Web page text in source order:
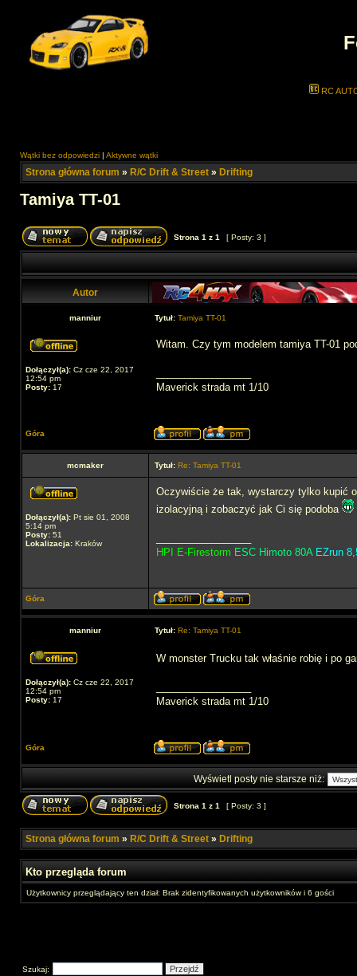
RC
Wątki bez odpowiedzi | Aktywne wątki
Strona główna forum » R/C Drift & Street » Drifting
Tamiya TT-01
Strona 1 z 1 [ Posty: 3 ]
Autor
manniur Tytuł: Tamiya TT-01
Dołączył(a): Cz cze 22, 2017
12:54 pm
Posty: 17
Witam. Czy tym modelem tamiya TT-01
Maverick strada mt 1/10
Góra
mcmaker Tytuł: Re: Tamiya TT-01
Dołączył(a): Pt sie 01, 2008
5:14 pm
Posty: 51
Lokalizacja: Kraków
Oczywiście że tak, wystarczy tylko kupić
izolacyjną i zobaczyć jak Ci się podoba
HPI E-Firestorm ESC Himoto 80A EZrun
Góra
manniur Tytuł: Re: Tamiya TT-01
Dołączył(a): Cz cze 22, 2017
12:54 pm
Posty: 17
W monster Trucku tak właśnie robię i po
Maverick strada mt 1/10
Góra
Wyświetl posty nie starsze niż:
Strona 1 z 1 [ Posty: 3 ]
Strona główna forum » R/C Drift & Street » Drifting
Kto przegląda forum
Użytkownicy przeglądający ten dział: Brak zidentyfikowanych użytkowników i 6 gości
Szukaj: